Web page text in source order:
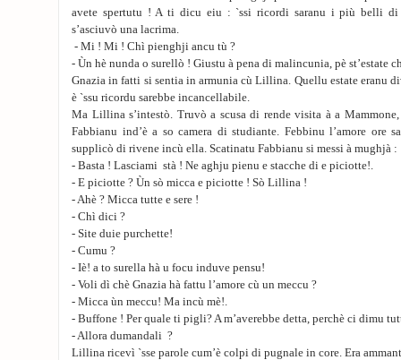
avete spertutu ! A ti dicu eiu : `ssi ricordi saranu i più belli di
s’asciuvò una lacrima.
- Mi ! Mi ! Chì pienghji ancu tù ?
- Ùn hè nunda o surellò ! Giustu à pena di malincunia, pè st’estate
Gnazia in fatti si sentia in armunia cù Lillina. Quellu estate eranu
è `ssu ricordu sarebbe incancellabile.
Ma Lillina s’intestò. Truvò a scusa di rende visita à a
Fabbianu ind’è a so camera di studiante. Febbinu l’amore ore
supplicò di rivene incù ella. Scatinatu Fabbianu si messi à mughjà :
- Basta ! Lasciami stà ! Ne aghju pienu e stacche di e piciotte!.
- E piciotte ? Ùn sò micca e piciotte ! Sò Lillina !
- Ahè ? Micca tutte e sere !
- Chì dici ?
- Site duie purchette!
- Cumu ?
- Iè! a to surella hà u focu induve pensu!
- Voli dì chè Gnazia hà fattu l’amore cù un meccu ?
- Micca ùn meccu! Ma incù mè!.
- Buffone ! Per quale ti pigli? A m’averebbe detta, perchè ci dimu
- Allora dumandali ?
Lillina ricevì `sse parole cum’è colpi di pugnale in core. Era